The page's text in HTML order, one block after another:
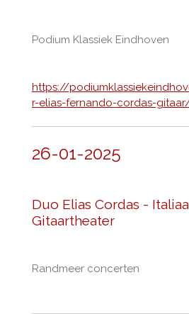
Podium Klassiek Eindhoven
https://
r-elias-fernando-cordas-
26-01-2025
Duo Elias Cordas -
Gitaartheater
Randmeer concerten